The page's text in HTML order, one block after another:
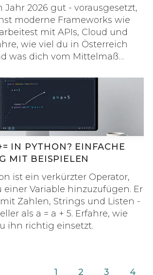
Jahr 2026 gut - vorausgesetzt,
moderne Frameworks wie
mit APIs, Cloud und
wie viel du in Österreich
was dich vom Mittelmaß
IN PYTHON? EINFACHE
MIT BEISPIELEN
ist ein verkürzter Operator,
einer Variable hinzuzufügen. Er
Zahlen, Strings und Listen -
als a = a + 5. Erfahre, wie
ihn richtig einsetzt.
1 2 3 4